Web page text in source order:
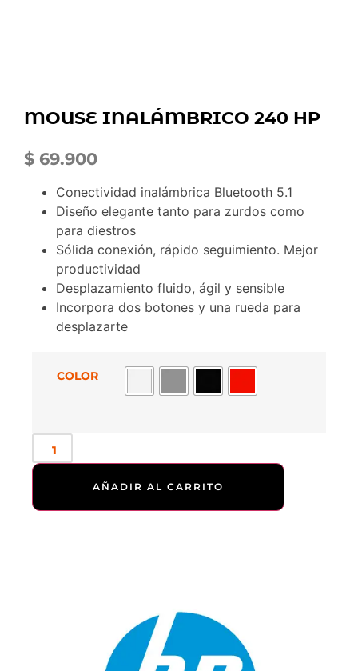
MOUSE INALÁMBRICO 240 HP
$ 69.900
Conectividad inalámbrica Bluetooth 5.1
Diseño elegante tanto para zurdos como
para diestros
Sólida conexión, rápido seguimiento. Mejor
productividad
Desplazamiento fluido, ágil y sensible
Incorpora dos botones y una rueda para
desplazarte
COLOR
AÑADIR AL CARRITO